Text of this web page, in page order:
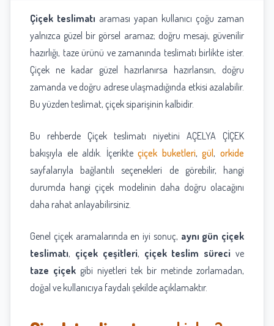
Çiçek teslimatı araması yapan kullanıcı çoğu zaman
yalnızca güzel bir görsel aramaz; doğru mesajı, güvenilir
hazırlığı, taze ürünü ve zamanında teslimatı birlikte ister.
Çiçek ne kadar güzel hazırlanırsa hazırlansın, doğru
zamanda ve doğru adrese ulaşmadığında etkisi azalabilir.
Bu yüzden teslimat, çiçek siparişinin kalbidir.
Bu rehberde Çiçek teslimatı niyetini AÇELYA ÇİÇEK
bakışıyla ele aldık. İçerikteçiçek buketleri,gül,orkide
sayfalarıyla bağlantılı seçenekleri de görebilir, hangi
durumda hangi çiçek modelinin daha doğru olacağını
daha rahat anlayabilirsiniz.
Genel çiçek aramalarında en iyi sonuç, aynı gün çiçek
teslimatı, çiçek çeşitleri, çiçek teslim süreci ve
taze çiçek gibi niyetleri tek bir metinde zorlamadan,
doğal ve kullanıcıya faydalı şekilde açıklamaktır.